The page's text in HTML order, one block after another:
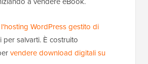
l'hosting WordPress gestito di
per salvarti. È costruito
vendere download digitali su